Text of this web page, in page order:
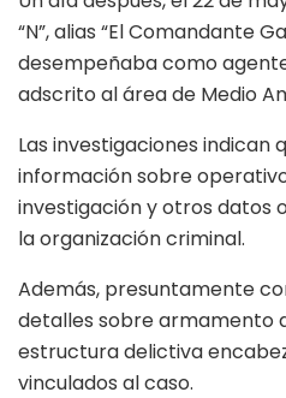
“N”, alias “El Comandante
desempeñaba como
adscrito al área de Medio
Las investigaciones indican
información sobre
investigación y otros datos
la organización criminal.
Además, presuntamente
detalles sobre armamento
estructura delictiva
vinculados al caso.